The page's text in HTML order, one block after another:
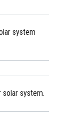
system
solar system.